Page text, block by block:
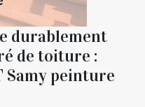
durablement
de toiture :
peinture